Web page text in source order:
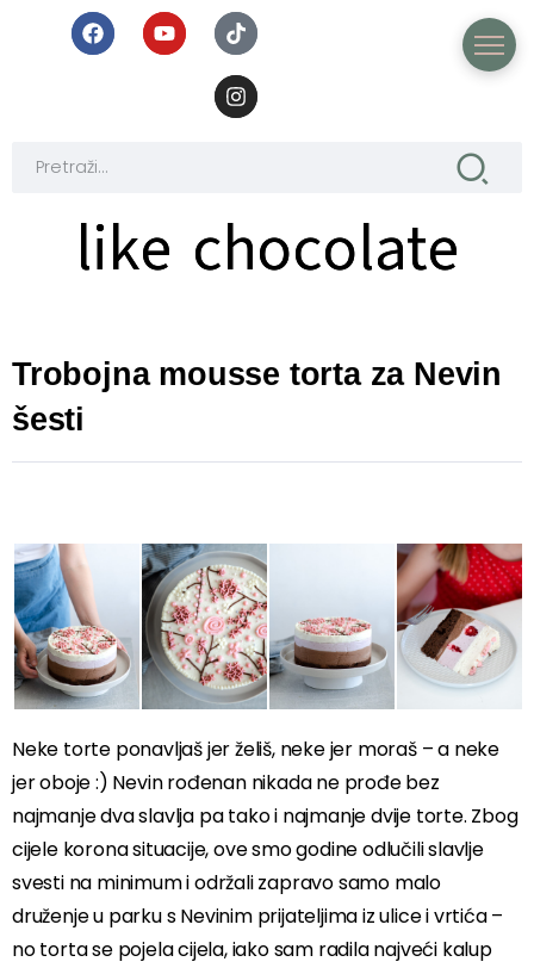
like chocolate
like chocolate
Trobojna mousse torta za Nevin
šesti
Neke torte ponavljaš jer želiš, neke jer moraš – a neke
jer oboje :) Nevin rođenan nikada ne prođe bez
najmanje dva slavlja pa tako i najmanje dvije torte. Zbog
cijele korona situacije, ove smo godine odlučili slavlje
svesti na minimum i održali zapravo samo malo
druženje u parku s Nevinim prijateljima iz ulice i vrtića –
no torta se pojela cijela, iako sam radila najveći kalup